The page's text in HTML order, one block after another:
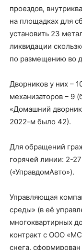
проездов,
на площадках для
установить 23
ликвидации
по размещению во
Дворников у них –
механизаторов – 9
«Домашний
2022-м было 42).
Для обращений
горячей линии: 2-
(«УправдомАвто»).
Управляющая
среды» (в её
многоквартирных
контракт с ООО
снега,